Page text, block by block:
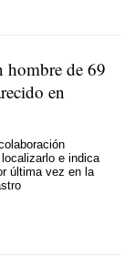
hombre de 69
en
e indica
última vez en la